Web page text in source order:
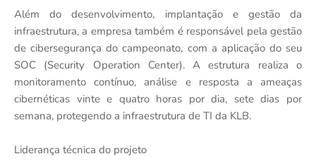
Além do desenvolvimento, implantação e gestão da
infraestrutura, a empresa também é responsável pela gestão
de cibersegurança do campeonato, com a aplicação do seu
SOC (Security Operation Center). A estrutura realiza o
monitoramento contínuo, análise e resposta a ameaças
cibernéticas vinte e quatro horas por dia, sete dias por
semana, protegendo a infraestrutura de TI da KLB.
Liderança técnica do projeto